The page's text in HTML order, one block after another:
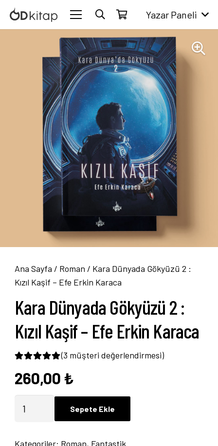
Yazar Paneli
Ana Sayfa / Roman / Kara Dünyada Gökyüzü 2 :
Kızıl Kaşif – Efe Erkin Karaca
Kara Dünyada Gökyüzü 2 :
Kızıl Kaşif – Efe Erkin Karaca
3
müşteri puanına dayanarak 5 üzerinden
(3 müşteri değerlendirmesi)
260,00 ₺
Dünyada
Sepete Ekle
Kategoriler: Roman, Fantastik